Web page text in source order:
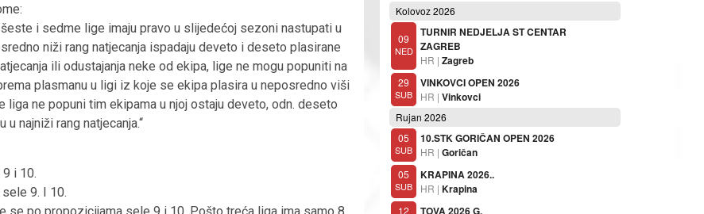
i sedme lige imaju pravo u slijedećoj sezoni nastupati u
niži rang natjecanja ispadaju deveto i deseto plasirane
ili odustajanja neke od ekipa, lige ne mogu popuniti na
plasmanu u ligi iz koje se ekipa plasira u neposredno viši
liga ne popuni tim ekipama u njoj ostaju deveto, odn. deseto
najniži rang natjecanja.“
i 10.
9. I 10.